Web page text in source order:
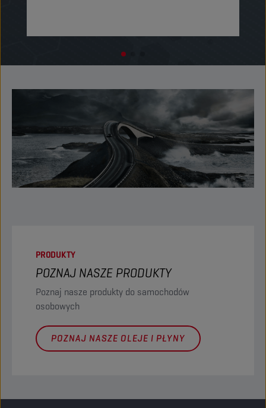
PRODUKTY
POZNAJ NASZE PRODUKTY
Poznaj nasze produkty do samochodów
osobowych
POZNAJ NASZE OLEJE I PŁYNY